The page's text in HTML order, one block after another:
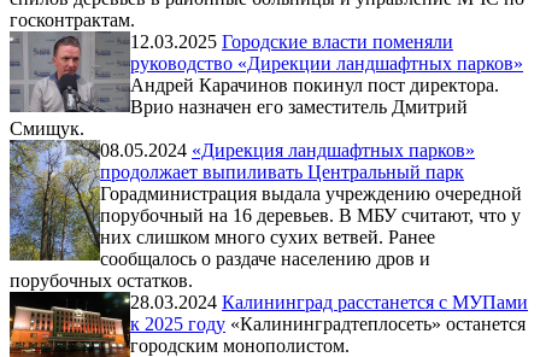
госконтрактам.
12.03.2025 Городские власти поменяли
руководство «Дирекции ландшафтных парков»
Андрей Карачинов покинул пост директора.
Врио назначен его заместитель Дмитрий
Смищук.
08.05.2024 «Дирекция ландшафтных парков»
продолжает выпиливать Центральный парк
Горадминистрация выдала учреждению очередной
порубочный на 16 деревьев. В МБУ считают, что у
них слишком много сухих ветвей. Ранее
сообщалось о раздаче населению дров и
порубочных остатков.
28.03.2024 Калининград расстанется с МУПами
к 2025 году «Калининградтеплосеть» останется
городским монополистом.